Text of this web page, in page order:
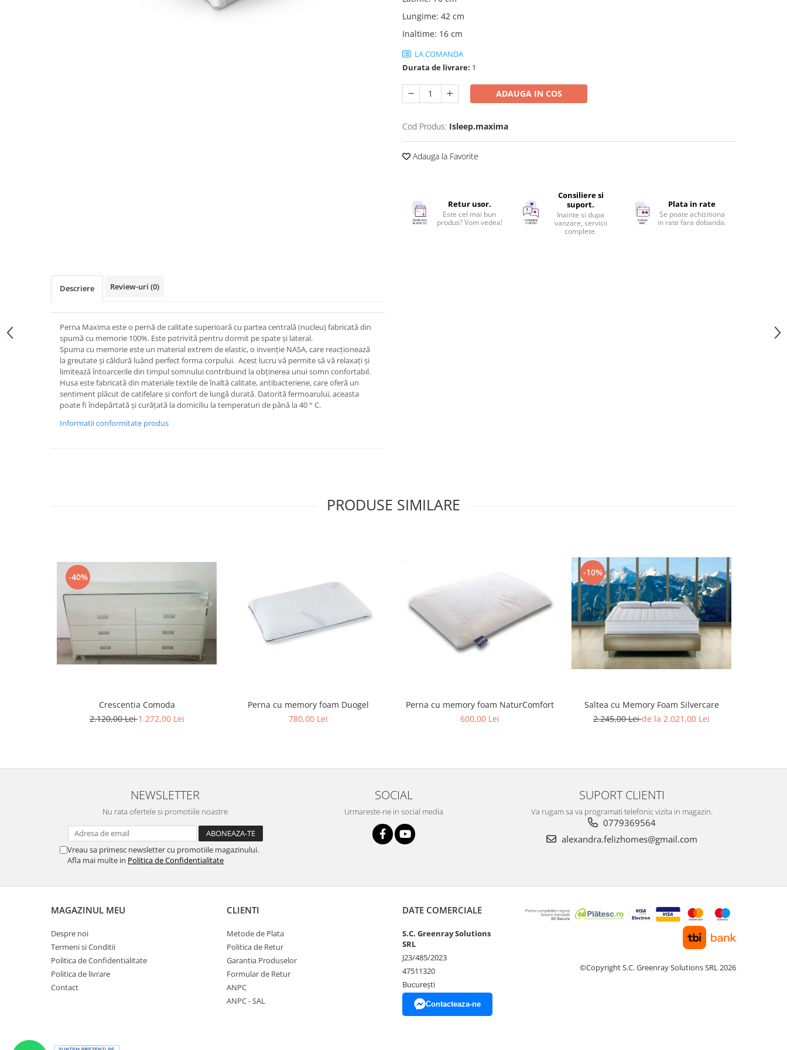
Lungime: 42 cm
Inaltime: 16 cm
LA COMANDA
Durata de livrare: 1
ADAUGA IN COS
Cod Produs: Isleep.maxima
Adauga la Favorite
Retur usor.
Este cel mai bun
produs? Vom vedea!
Consiliere si
suport.
Inainte si dupa
vanzare, servicii
complete.
Plata in rate
Se poate achizitiona
in rate fara dobanda.
Descriere Review-uri (0)
Perna Maxima este o pernă de calitate superioară cu partea centrală (nucleu) fabricată din
spumă cu memorie 100%. Este potrivită pentru dormit pe spate și lateral.
Spuma cu memorie este un material extrem de elastic, o invenție NASA, care reacționează
la greutate și căldură luând perfect forma corpului. Acest lucru vă permite să vă relaxați și
limitează întoarcerile din timpul somnului contribuind la obținerea unui somn confortabil.
Husa este fabricată din materiale textile de înaltă calitate, antibacteriene, care oferă un
sentiment plăcut de catifelare și confort de lungă durată. Datorită fermoarului, aceasta
poate fi îndepărtată și curățată la domiciliu la temperaturi de până la 40 ° C.
Informatii conformitate produs
PRODUSE SIMILARE
-40%
Crescentia Comoda
2.120,00 Lei1.272,00 Lei
Perna cu memory foam Duogel
780,00 Lei
Perna cu memory foam NaturComfort
600,00 Lei
-10%
Saltea cu Memory Foam Silvercare
2.245,00 Leide la 2.021,00 Lei
NEWSLETTER
Nu rata ofertele si promotiile noastre
Vreau sa primesc newsletter cu promotiile magazinului.
Afla mai multe in Politica de Confidentialitate
SOCIAL
Urmareste-ne in social media
SUPORT CLIENTI
Va rugam sa va programati telefonic vizita in magazin.
0779369564
alexandra.felizhomes@gmail.com
MAGAZINUL MEU
Despre noi
Termeni si Conditii
Politica de Confidentialitate
Politica de livrare
Contact
CLIENTI
Metode de Plata
Politica de Retur
Garantia Produselor
Formular de Retur
ANPC
ANPC - SAL
DATE COMERCIALE
S.C. Greenray Solutions
SRL
J23/485/2023
47511320
București
Contacteaza-ne
©Copyright S.C. Greenray Solutions SRL 2026